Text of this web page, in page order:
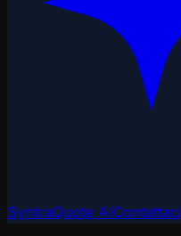
SyntraQuote AIContattaci